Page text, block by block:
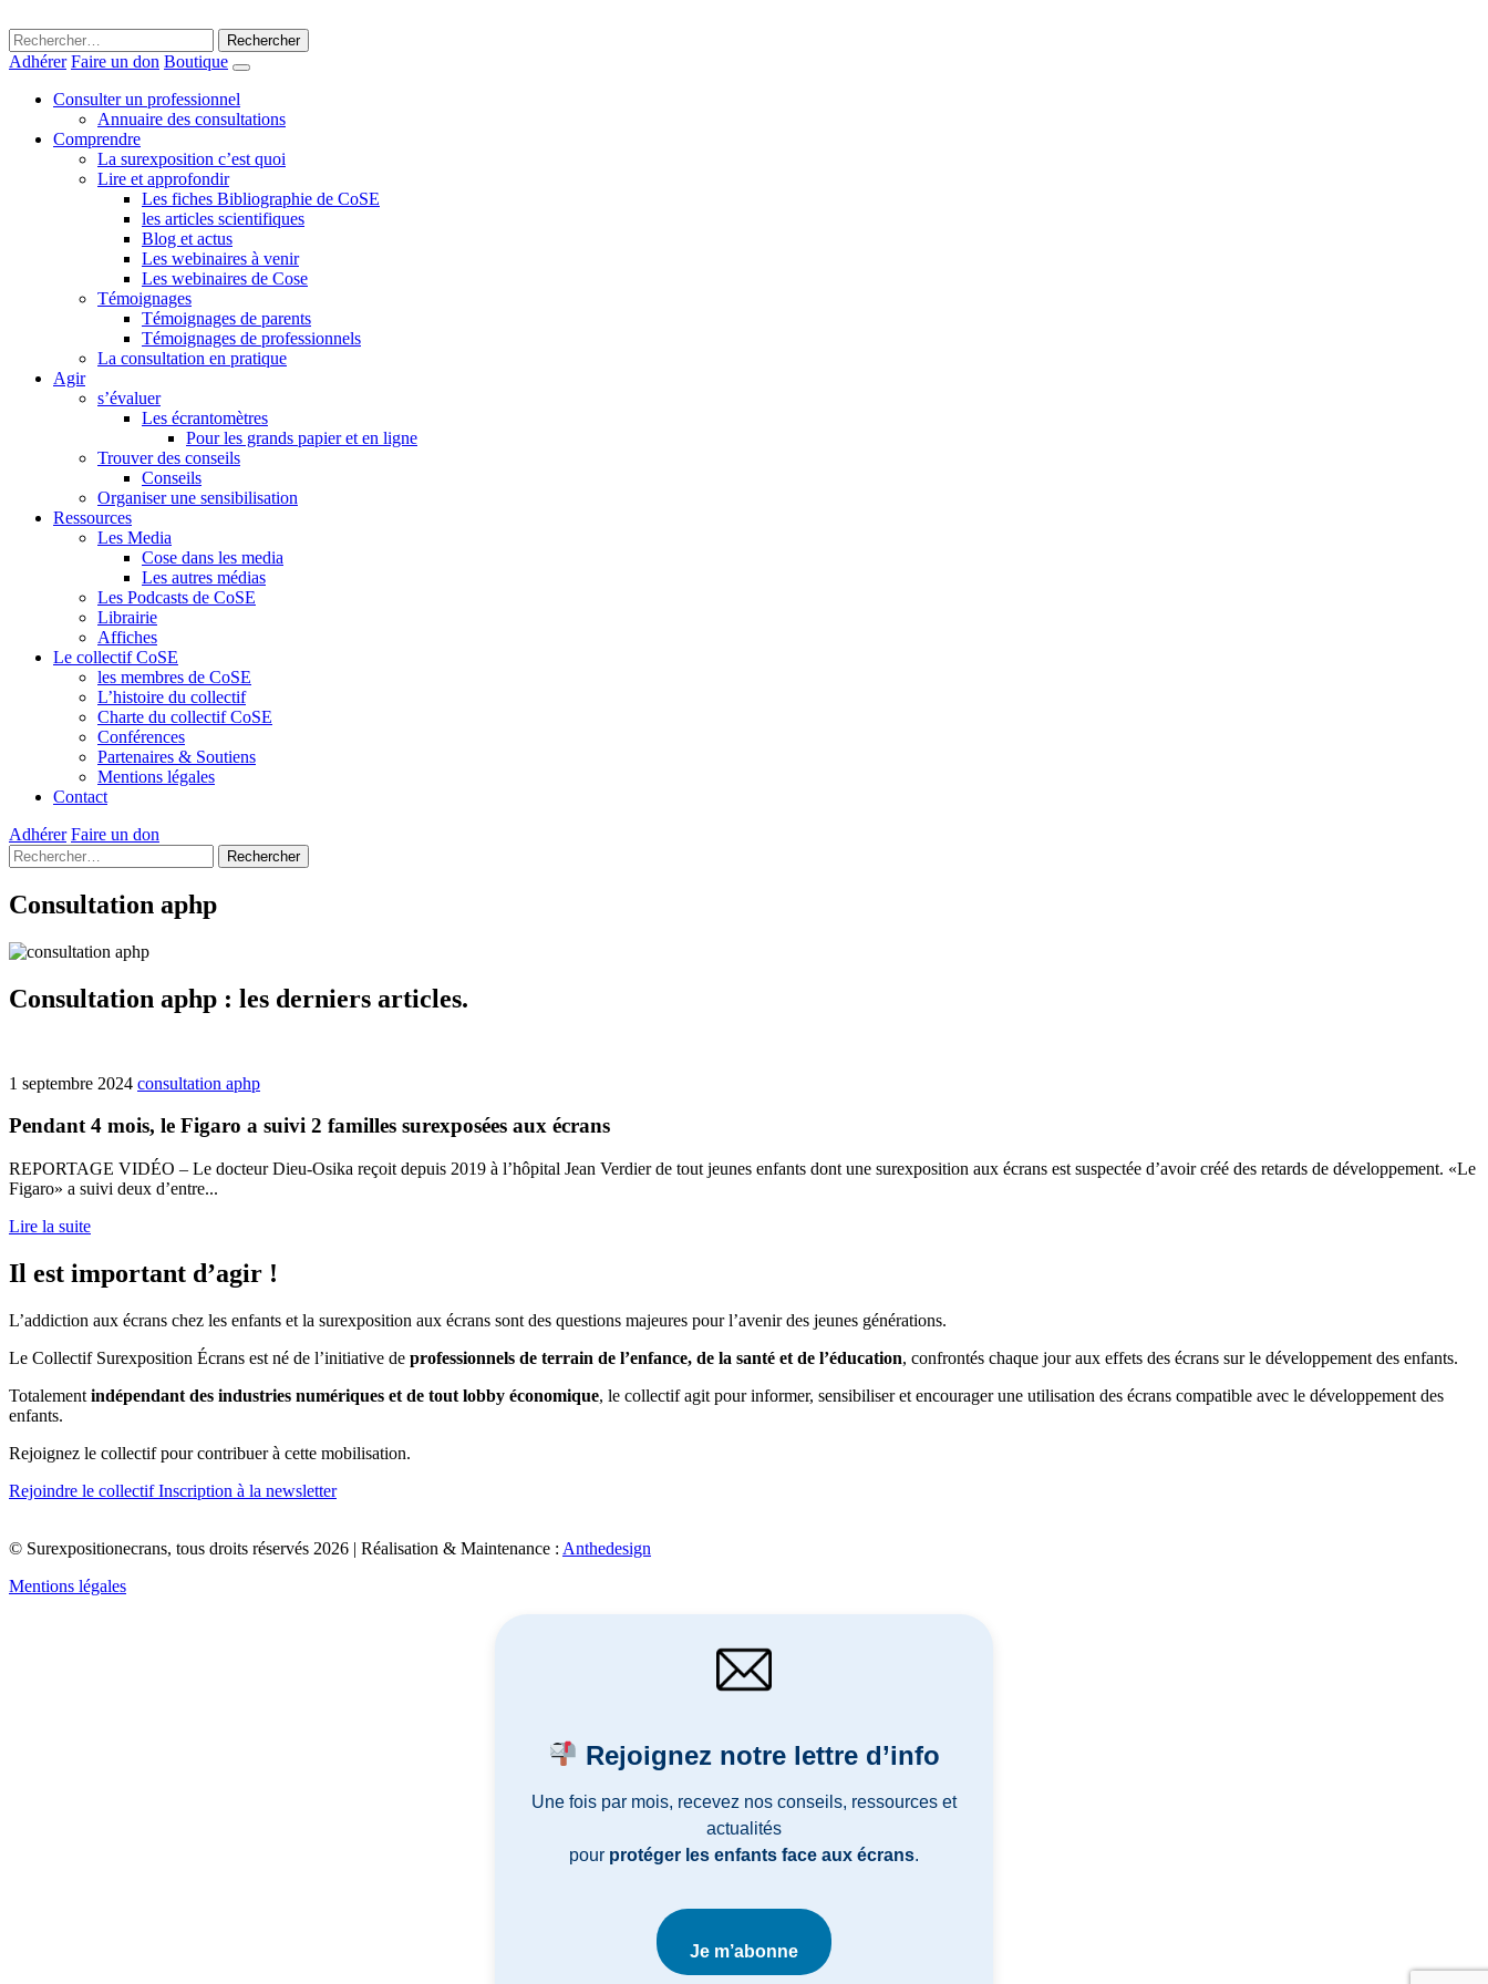
Rechercher :
Adhérer Faire un don Boutique
Consulter un professionnel
Annuaire des consultations
Comprendre
La surexposition c’est quoi
Lire et approfondir
Les fiches Bibliographie de CoSE
les articles scientifiques
Blog et actus
Les webinaires à venir
Les webinaires de Cose
Témoignages
Témoignages de parents
Témoignages de professionnels
La consultation en pratique
Agir
s’évaluer
Les écrantomètres
Pour les grands papier et en ligne
Trouver des conseils
Conseils
Organiser une sensibilisation
Ressources
Les Media
Cose dans les media
Les autres médias
Les Podcasts de CoSE
Librairie
Affiches
Le collectif CoSE
les membres de CoSE
L’histoire du collectif
Charte du collectif CoSE
Conférences
Partenaires & Soutiens
Mentions légales
Contact
Adhérer Faire un don
Rechercher :
Consultation aphp
Consultation aphp : les derniers articles.
1 septembre 2024 consultation aphp
Pendant 4 mois, le Figaro a suivi 2 familles surexposées aux écrans
REPORTAGE VIDÉO – Le docteur Dieu-Osika reçoit depuis 2019 à l’hôpital Jean Verdier de tout jeunes enfants dont une surexposition aux écrans est suspectée d’avoir créé des retards de développement. «Le
Figaro» a suivi deux d’entre...
Lire la suite
Il est important d’agir !
L’addiction aux écrans chez les enfants et la surexposition aux écrans sont des questions majeures pour l’avenir des jeunes générations.
Le Collectif Surexposition Écrans est né de l’initiative de professionnels de terrain de l’enfance, de la santé et de l’éducation, confrontés chaque jour aux effets des écrans sur le développement des enfants.
Totalement indépendant des industries numériques et de tout lobby économique, le collectif agit pour informer, sensibiliser et encourager une utilisation des écrans compatible avec le développement des
enfants.
Rejoignez le collectif pour contribuer à cette mobilisation.
Rejoindre le collectifInscription à la newsletter
© Surexpositionecrans, tous droits réservés 2026 | Réalisation & Maintenance : Anthedesign
Mentions légales
Rejoignez notre lettre d’info
Une fois par mois, recevez nos conseils, ressources et
actualités
pour protéger les enfants face aux écrans.
Je m’abonne